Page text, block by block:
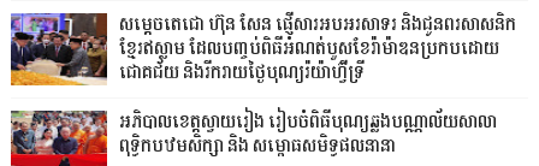
សម្ដេចតេជោ ហ៊ុន សែន ផ្ញើសារអបអរសាទរ និងជូនពរសាសនិក
ខ្មែរឥស្លាម ដែលបញ្ចប់ពិធីអំណត់បួសខែរ៉ាម៉ាឌនប្រកបដោយ
ជោគជ័យ និងរីករាយថ្ងៃបុណ្យរ៉យ៉ាហ៊្វីទ្រី
អភិបាលខេត្តស្វាយរៀង រៀបចំពិធីបុណ្យឆ្លងបណ្ណាល័យសាលា
ពុទ្ធិកបឋមសិក្សា និង សម្ពោធសមិទ្ធផលនានា